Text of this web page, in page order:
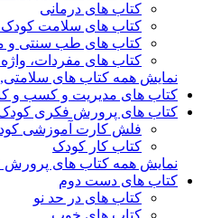
کتاب های درمانی
کتاب های سلامت کودک
کتاب های طب سنتی و
کتاب های مفردات، واژه
نمایش همه کتاب های
کتاب های مدیریت و کسب و
کتاب های پرورش فکری
فلش کارت آموزشی
کتاب کار کودک
نمایش همه کتاب های
کتاب های دست دوم
کتاب های در حد نو
کتاب های خوب